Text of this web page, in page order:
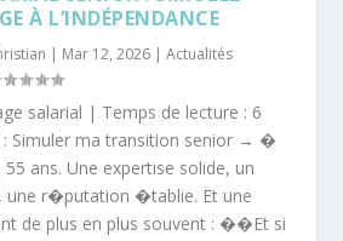
À L’INDÉPENDANCE
| Mar 12, 2026 |Actualités
salarial | Temps de lecture : 6
: Simuler ma transition senior → �
ans. Une expertise solide, un
une r�putation �tablie. Et une
de plus en plus souvent : ��Et si